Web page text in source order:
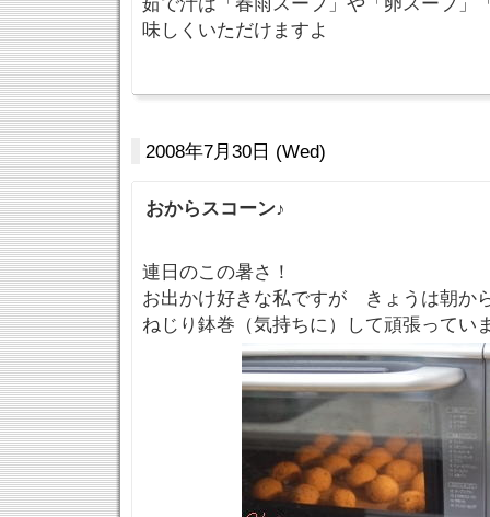
味しくいただけますよ
2008年7月30日 (Wed)
おからスコーン♪
連日のこの暑さ！
お出かけ好きな私ですが きょうは朝か
ねじり鉢巻（気持ちに）して頑張ってい